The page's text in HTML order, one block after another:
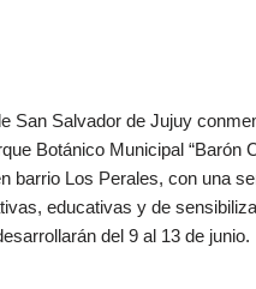
San Salvador de Jujuy
Botánico Municipal “Barón
barrio Los Perales, con una
educativas y de
del 9 al 13 de junio.